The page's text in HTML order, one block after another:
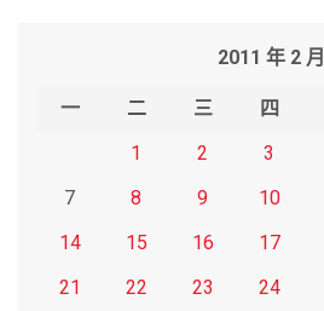
2011 年 2 月
一 二 三 四
1
2 3
7
8 9 10
14
15 16 17
21
22 23 24